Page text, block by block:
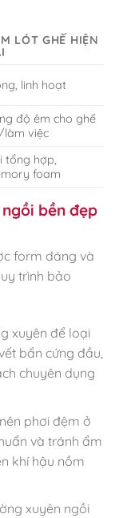
LÓT GHẾ HIỆN
linh hoạt
độ êm cho ghế
việc
tổng hợp,
foam
bền đẹp
form dáng và
trình bảo
xuyên để loại
bẩn cứng đầu,
chuyên dụng
phơi đệm ở
và tránh ẩm
khí hậu nồm
xuyên ngồi